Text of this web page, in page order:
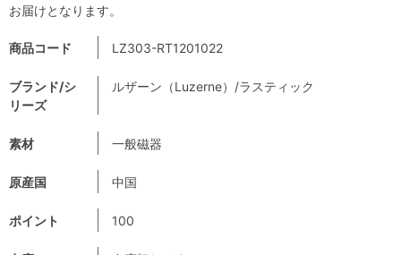
商品コード LZ303-RT1201022
ブランド/シ
リーズ
ルザーン（Luzerne）/ラスティック
素材 一般磁器
原産国 中国
ポイント 100
お届けとなります。